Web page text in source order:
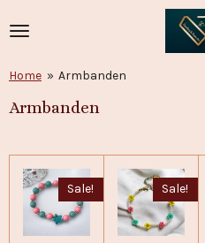
direct
de
Home » Armbanden
Armbanden
Sale! Sale!